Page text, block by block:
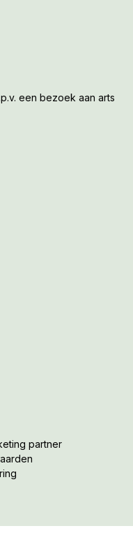
een bezoek aan arts
partner